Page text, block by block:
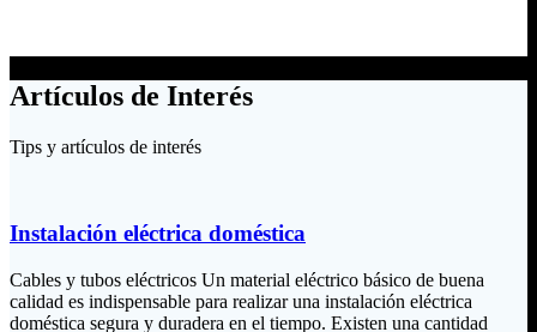
Artículos de Interés
Tips y artículos de interés
Instalación eléctrica doméstica
Cables y tubos eléctricos Un material eléctrico básico de buena
calidad es indispensable para realizar una instalación eléctrica
doméstica segura y duradera en el tiempo. Existen una cantidad